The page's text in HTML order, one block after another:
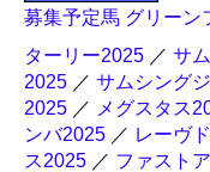
募集予定馬 グリーン
ターリー2025 ／ サ
2025 ／ サムシング
2025 ／ メグスタス
ンバ2025 ／ レーヴ
ス2025 ／ ファスト